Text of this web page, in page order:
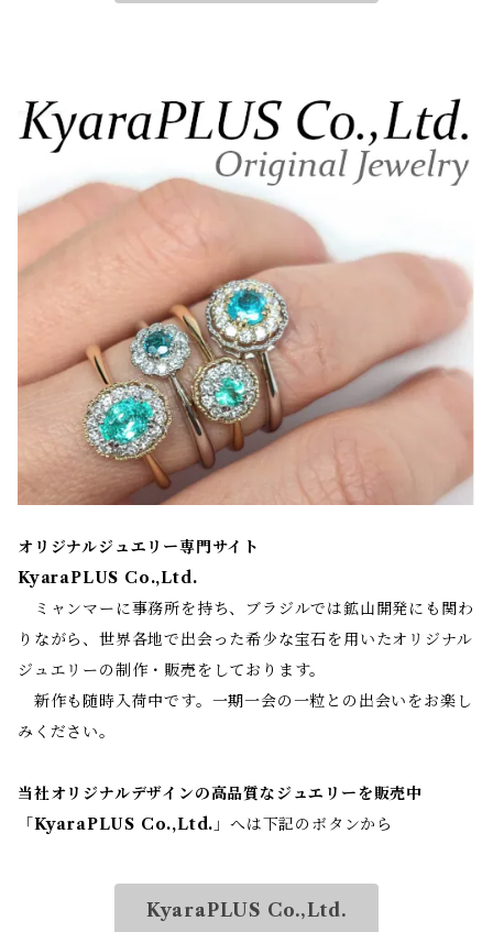
オリジナルジュエリー専門サイト
KyaraPLUS Co.,Ltd.
ミャンマーに事務所を持ち、ブラジルでは鉱山開発にも関わ
りながら、世界各地で出会った希少な宝石を用いたオリジナル
ジュエリーの制作・販売をしております。
新作も随時入荷中です。一期一会の一粒との出会いをお楽し
みください。
当社オリジナルデザインの高品質なジュエリーを販売中
「 KyaraPLUS Co.,Ltd. 」へは下記のボタンから
KyaraPLUS Co.,Ltd.